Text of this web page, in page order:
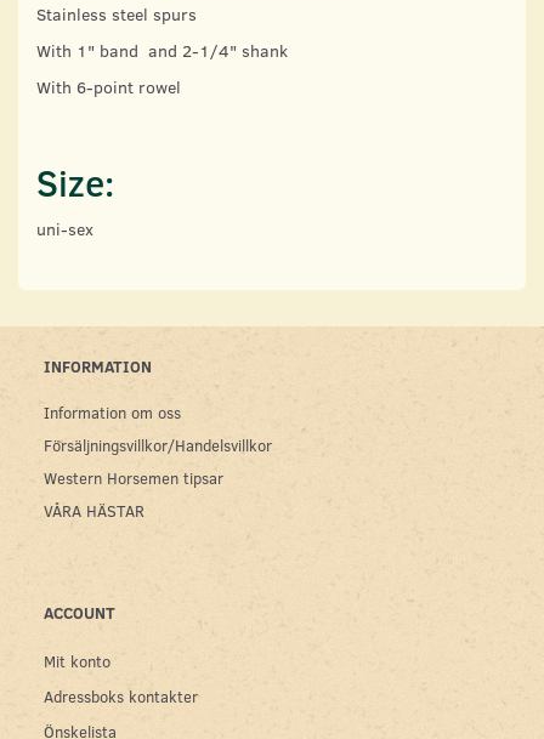
Stainless steel spurs
With 1" band and 2-1/4" shank
With 6-point rowel
Size:
uni-sex
INFORMATION
Information om oss
Försäljningsvillkor/Handelsvillkor
Western Horsemen tipsar
VÅRA HÄSTAR
ACCOUNT
Mit konto
Adressboks kontakter
Önskelista